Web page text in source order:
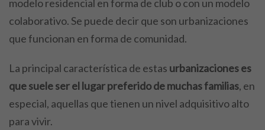
modelo residencial en forma de club o con un modelo
colaborativo. Se puede decir que son urbanizaciones
que funcionan en forma de comunidad.
La principal característica de estas urbanizaciones es
que suele ser el lugar preferido de muchas familias, en
especial, aquellas que tienen un nivel adquisitivo alto
para vivir.